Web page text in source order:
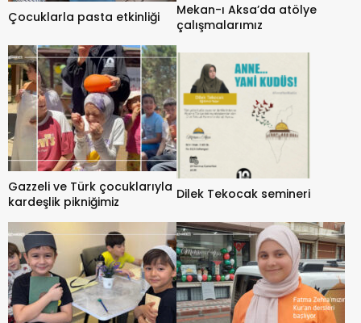
Çocuklarla pasta etkinliği
Mekan-ı Aksa’da atölye
çalışmalarımız
Gazzeli ve Türk çocuklarıyla
kardeşlik pikniğimiz
Dilek Tekocak semineri